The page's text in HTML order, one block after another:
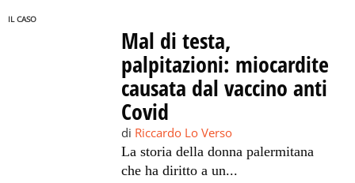
IL CASO
Mal di testa,
palpitazioni: miocardite
causata dal vaccino anti
Covid
di Riccardo Lo Verso
La storia della donna palermitana
che ha diritto a un...